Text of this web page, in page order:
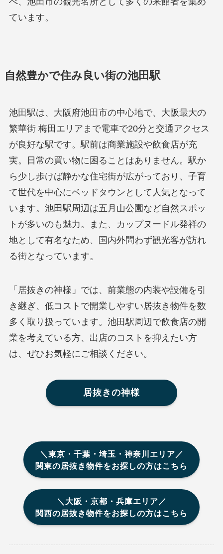
ています。
自然豊かで住み良い街の池田駅
池田駅は、大阪府池田市の中心地で、大阪最大の
繁華街 梅田エリアまで電車で20分と交通アクセス
が良好な駅です。駅前は商業施設や飲食店が充
実。日常の買い物に困ることはありません。駅か
ら少し歩けば静かな住宅街が広がっており、子育
て世代を中心にベッドタウンとして人気となって
います。池田駅周辺は五月山公園など自然スポッ
トが多いのも魅力。また、カップヌードル発祥の
地として有名なため、国内外問わず観光客が訪れ
る街となっています。
「居抜きの神様」では、前業態の内装や設備を引
き継ぎ、低コストで開業しやすい居抜き物件を数
多く取り扱っています。池田駅周辺で飲食店の開
業を考えている方、出店のコストを抑えたい方
は、ぜひお気軽にご相談ください。
居抜きの神様
＼東京・千葉・埼玉・神奈川エリア／
関東の居抜き物件をお探しの方はこちら
＼大阪・京都・兵庫エリア／
関西の居抜き物件をお探しの方はこちら